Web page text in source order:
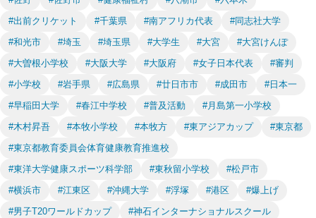
#出前クリケット
#千葉県 #南アフリカ代表
#同志社大学
#和光市
#埼玉 #埼玉県 #大学生 #大宮
#大宮けんぽ
#大曽根小学校
#大阪大学 #大阪府 #女子日本代表
#審判
#小学校
#岩手県 #広島県 #廿日市市 #成田市
#日本一
#早稲田大学
#春江中学校 #普及活動
#月島第一小学校
#木村昇吾
#本牧小学校 #本牧方 #東アジアカップ
#東京都
#東京都教育委員会体育健康教育推進校
#東洋大学健康スポーツ科学部
#東秋留小学校
#松戸市
#横浜市
#江東区 #沖縄大学 #浮塚 #港区
#爆上げ
#男子T20ワールドカップ
#神石インターナショナルスクール